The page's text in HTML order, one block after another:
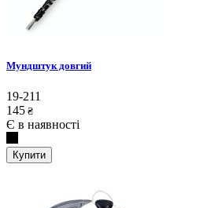
Мундштук довгий
19-211
145 ₴
Є в наявності
Купити